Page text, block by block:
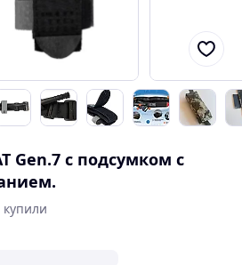
Gen.7 с подсумком с
купили